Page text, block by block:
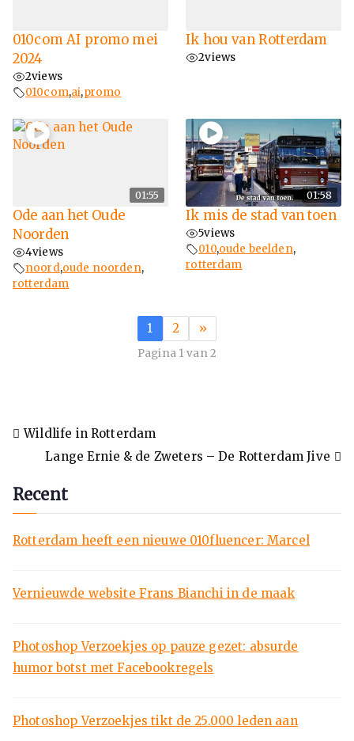
010com AI promo mei
2024
2views
010com,ai,promo
Ik hou van Rotterdam
2views
01:55
Ode aan het Oude
Noorden
4views
noord,oude noorden,
rotterdam
01:58
Ik mis de stad van toen
5views
010,oude beelden,
rotterdam
1 2 »
Pagina 1 van 2
Wildlife in Rotterdam
Lange Ernie & de Zweters – De Rotterdam Jive
Recent
Rotterdam heeft een nieuwe 010fluencer: Marcel
Vernieuwde website Frans Bianchi in de maak
Photoshop Verzoekjes op pauze gezet: absurde
humor botst met Facebookregels
Photoshop Verzoekjes tikt de 25.000 leden aan